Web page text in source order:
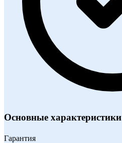
Основные характеристики
Гарантия